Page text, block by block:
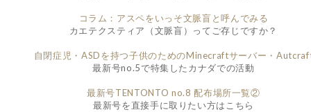
コラム：アスペをいっそ文脈盲と呼んでみる
カエテクスティア（文脈盲）ってご存じですか？
自閉症児・ASDを持つ子供のためのMinecraftサーバー・
最新号no.5で特集したカナダでの活動
最新号TENTONTO no.8 配布場所一覧②
最新号を直接手に取りたい方はこちら